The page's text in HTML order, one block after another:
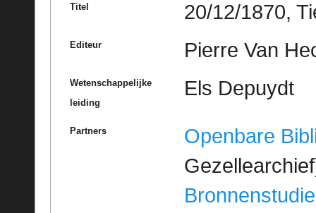
Titel 20/12/1870,
Editeur Pierre Van
Wetenschappelijke
leiding
Els Depuydt
Partners
Openbare
Bronnenstudie